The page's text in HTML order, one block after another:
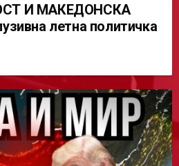
И МАКЕДОНСКА
летна политичка